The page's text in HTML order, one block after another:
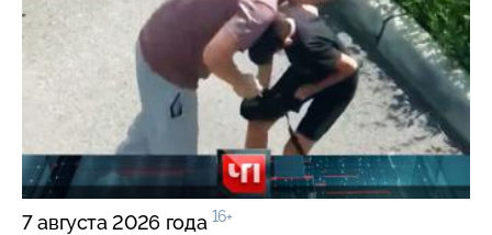
7 августа 2026 года 16+